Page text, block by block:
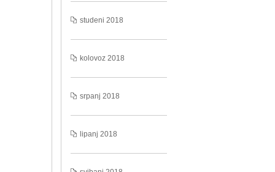
studeni 2018
kolovoz 2018
srpanj 2018
lipanj 2018